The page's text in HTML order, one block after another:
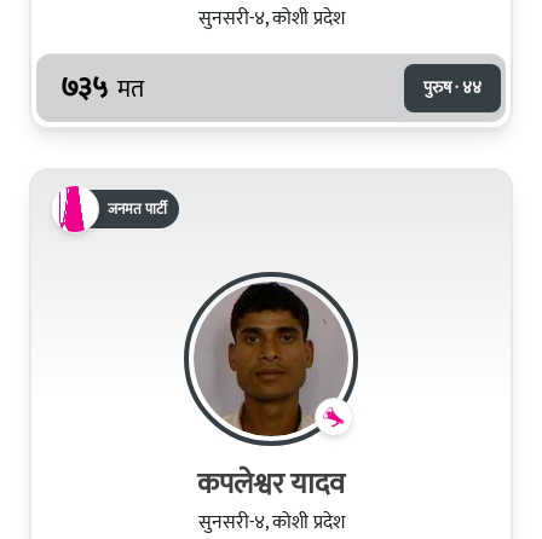
सुनसरी-४, कोशी प्रदेश
७३५ मत पुरुष · ४४
जनमत पार्टी
कपलेश्वर यादव
सुनसरी-४, कोशी प्रदेश